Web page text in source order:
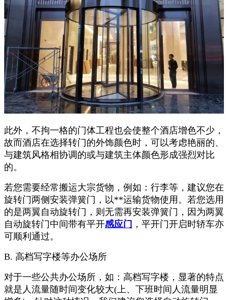
此外，不拘一格的门体工程也会使整个酒店增色不少，
故而酒店在选择转门的外饰颜色时，可以考虑艳丽的、
与建筑风格相协调的或与建筑主体颜色形成强烈对比
的。
若您需要经常搬运大宗货物，例如：行李等，建议您在
旋转门两侧安装弹簧门，以**运输货物使用。若您选用
的是两翼自动旋转门，则无需再安装弹簧门，因为两翼
自动旋转门中间带有平开感应门 ，平开门开启时轿车亦
可顺利通过。
B. 高档写字楼等办公场所
对于一些公共办公场所，如：高档写字楼，显著的特点
就是人流量随时间变化较大(上、下班时间人流量明显